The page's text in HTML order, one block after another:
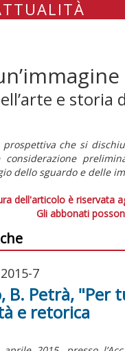
e storia
prospettiva che si
considerazione
dello sguardo e delle
dell'articolo è riservata
Gli abbonati
7
B. Petrà,
e retorica